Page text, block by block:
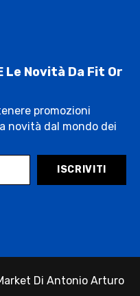
Le Novità Da Fit Or
promozioni
novità dal mondo dei
ISCRIVITI
Di Antonio Arturo